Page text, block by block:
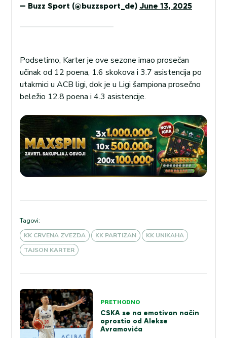
— Buzz Sport (@buzzsport_de) June 13, 2025
Podsetimo, Karter je ove sezone imao prosečan
učinak od 12 poena, 1.6 skokova i 3.7 asistencija po
utakmici u ACB ligi, dok je u Ligi šampiona prosečno
beležio 12.8 poena i 4.3 asistencije.
Tagovi:
KK CRVENA ZVEZDA
KK PARTIZAN
KK UNIKAHA
TAJSON KARTER
Kretanje
članka
PRETHODNO
CSKA se na emotivan način
oprostio od Alekse
Avramovića